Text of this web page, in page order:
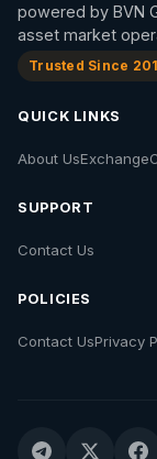
powered by BVN
asset market
Trusted Since
QUICK LINKS
About UsExchange
SUPPORT
Contact Us
POLICIES
Contact UsPrivacy